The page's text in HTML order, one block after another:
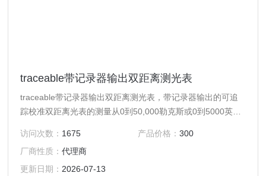
traceable带记录器输出双距离测光表
traceable带记录器输出双距离测光表，带记录器输出的可追
踪校准双距离光表的测量从0到50,000勒克斯或0到5000英尺
采样率和自动零调整。色错滤波器和精密光电二极管在大范围
内产生精确的余弦和色错量。
访问次数： 1675 产品价格： 300
厂商性质：代理商
更新日期： 2026-07-13